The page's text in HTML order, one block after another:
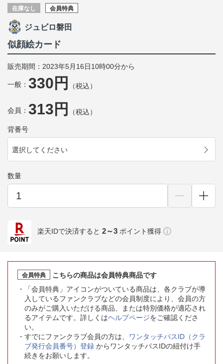
在庫なし 会員特典
ジュビロ磐田
似顔絵カード
販売期間：2023年5月16日10時00分から
一般： 330円 （税込）
会員： 313円 （税込）
背番号
選択してください
数量
楽天IDで決済すると 2～3 ポイント獲得
会員特典
こちらの商品は会員特典商品です
「会員特典」アイコンがついている商品は、各クラブが導
入しているファンクラブなどの会員制度により、会員の方
のみがご購入いただける商品、または特別価格が適応され
るアイテムです。詳しくはヘルプページをご確認くださ
い。
すでにファンクラブ会員の方は、
ワンタッチパスID（クラ
ブ発行会員番号）登録 からワンタッチパスIDの紐付け手
続きをお願いします。